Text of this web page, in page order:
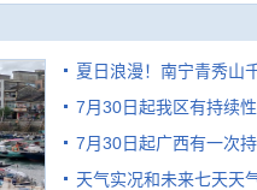
夏日浪漫！南宁青秀山
7月30日起我区有持续
7月30日起广西有一次
天气实况和未来七天天